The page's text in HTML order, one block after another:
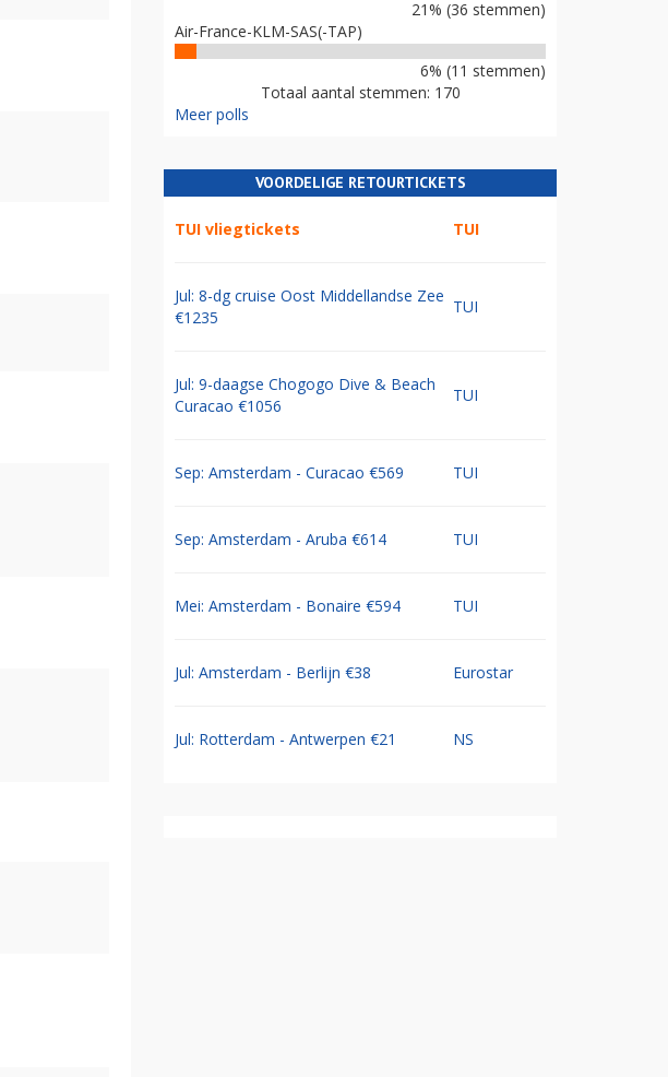
21% (36 stemmen)
Air-France-KLM-SAS(-TAP)
6% (11 stemmen)
Totaal aantal stemmen: 170
Meer polls
VOORDELIGE RETOURTICKETS
TUI vliegtickets TUI
Jul: 8-dg cruise Oost Middellandse Zee
€1235
TUI
Jul: 9-daagse Chogogo Dive & Beach
Curacao €1056
TUI
Sep: Amsterdam - Curacao €569 TUI
Sep: Amsterdam - Aruba €614 TUI
Mei: Amsterdam - Bonaire €594 TUI
Jul: Amsterdam - Berlijn €38 Eurostar
Jul: Rotterdam - Antwerpen €21 NS